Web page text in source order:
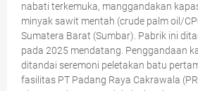
nabati terkemuka, manggandakan
minyak sawit mentah (crude palm oil/
Sumatera Barat (Sumbar). Pabrik ini
pada 2025 mendatang. Penggandaan
ditandai seremoni peletakan batu
fasilitas PT Padang Raya Cakrawala